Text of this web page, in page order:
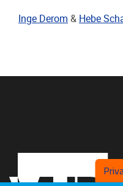
Inge Derom & Hebe